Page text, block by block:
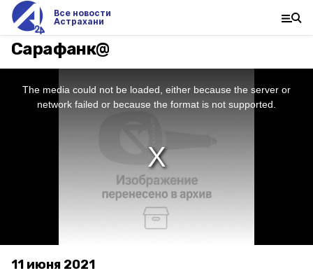
Все новости
Астрахани
Сарафанк@
The media could not be loaded, either because the server or
network failed or because the format is not supported.
11 июня 2021